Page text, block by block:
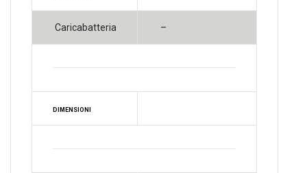
Caricabatteria –
DIMENSIONI